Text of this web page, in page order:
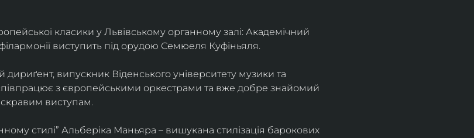
класики у Львівському органному залі: Академічний
виступить під орудою Семюеля Куфіньяля.
випускник Віденського університету музики та
з європейськими оркестрами та вже добре знайомий
виступам.
стилі” Альберіка Маньяра – вишукана стилізація барокових